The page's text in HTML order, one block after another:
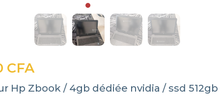
CFA
Hp Zbook / 4gb dédiée nvidia / ssd 512gb